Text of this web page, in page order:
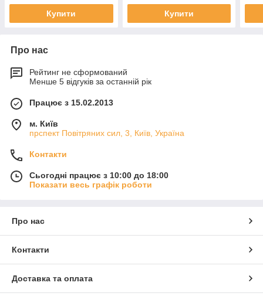
Купити Купити
Про нас
Рейтинг не сформований
Менше 5 відгуків за останній рік
Працює з 15.02.2013
м. Київ
прспект Повітряних сил, 3, Київ, Україна
Контакти
Сьогодні працює з 10:00 до 18:00
Показати весь графік роботи
Про нас
Контакти
Доставка та оплата